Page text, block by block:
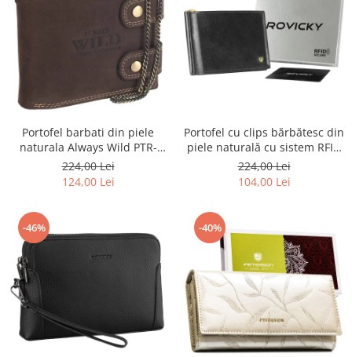
Portofel barbati din piele
naturala Always Wild PTR-
2900-BIC
224,00 Lei
124,00 Lei
Portofel cu clips bărbătesc din
piele naturală cu sistem RFID
- Rovicky PTR-N1908-RVT-9799
BLACK
224,00 Lei
104,00 Lei
-46% -40%